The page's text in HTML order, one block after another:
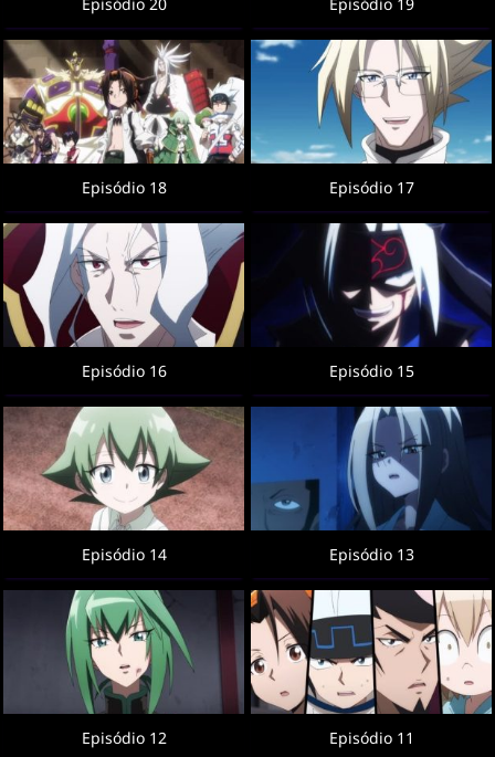
Episódio 18 Episódio 17
Episódio 16 Episódio 15
Episódio 14 Episódio 13
Episódio 12 Episódio 11